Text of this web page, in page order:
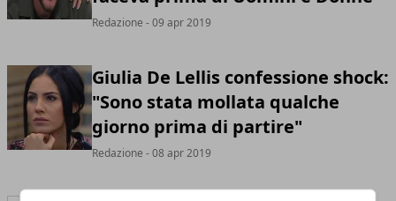
Redazione - 09 apr 2019
Giulia De Lellis confessione shock:
"Sono stata mollata qualche
giorno prima di partire"
Redazione - 08 apr 2019